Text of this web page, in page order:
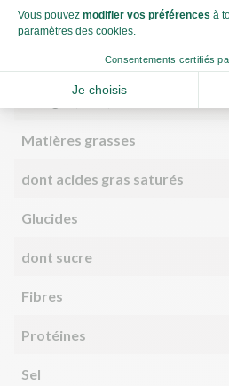
Par personne
Matières grasses
dont acides gras saturés
Glucides
dont sucre
Fibres
Protéines
Sel